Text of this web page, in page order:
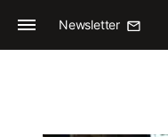
Newsletter